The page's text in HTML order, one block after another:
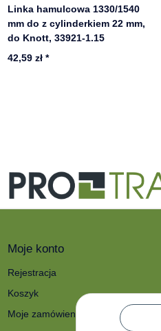
Linka hamulcowa 1330/1540
mm do z cylinderkiem 22 mm,
do Knott, 33921-1.15
42,59 zł*
Moje konto
Rejestracja
Koszyk
Moje zamówienia